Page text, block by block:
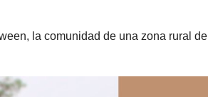
la comunidad de una zona rural de